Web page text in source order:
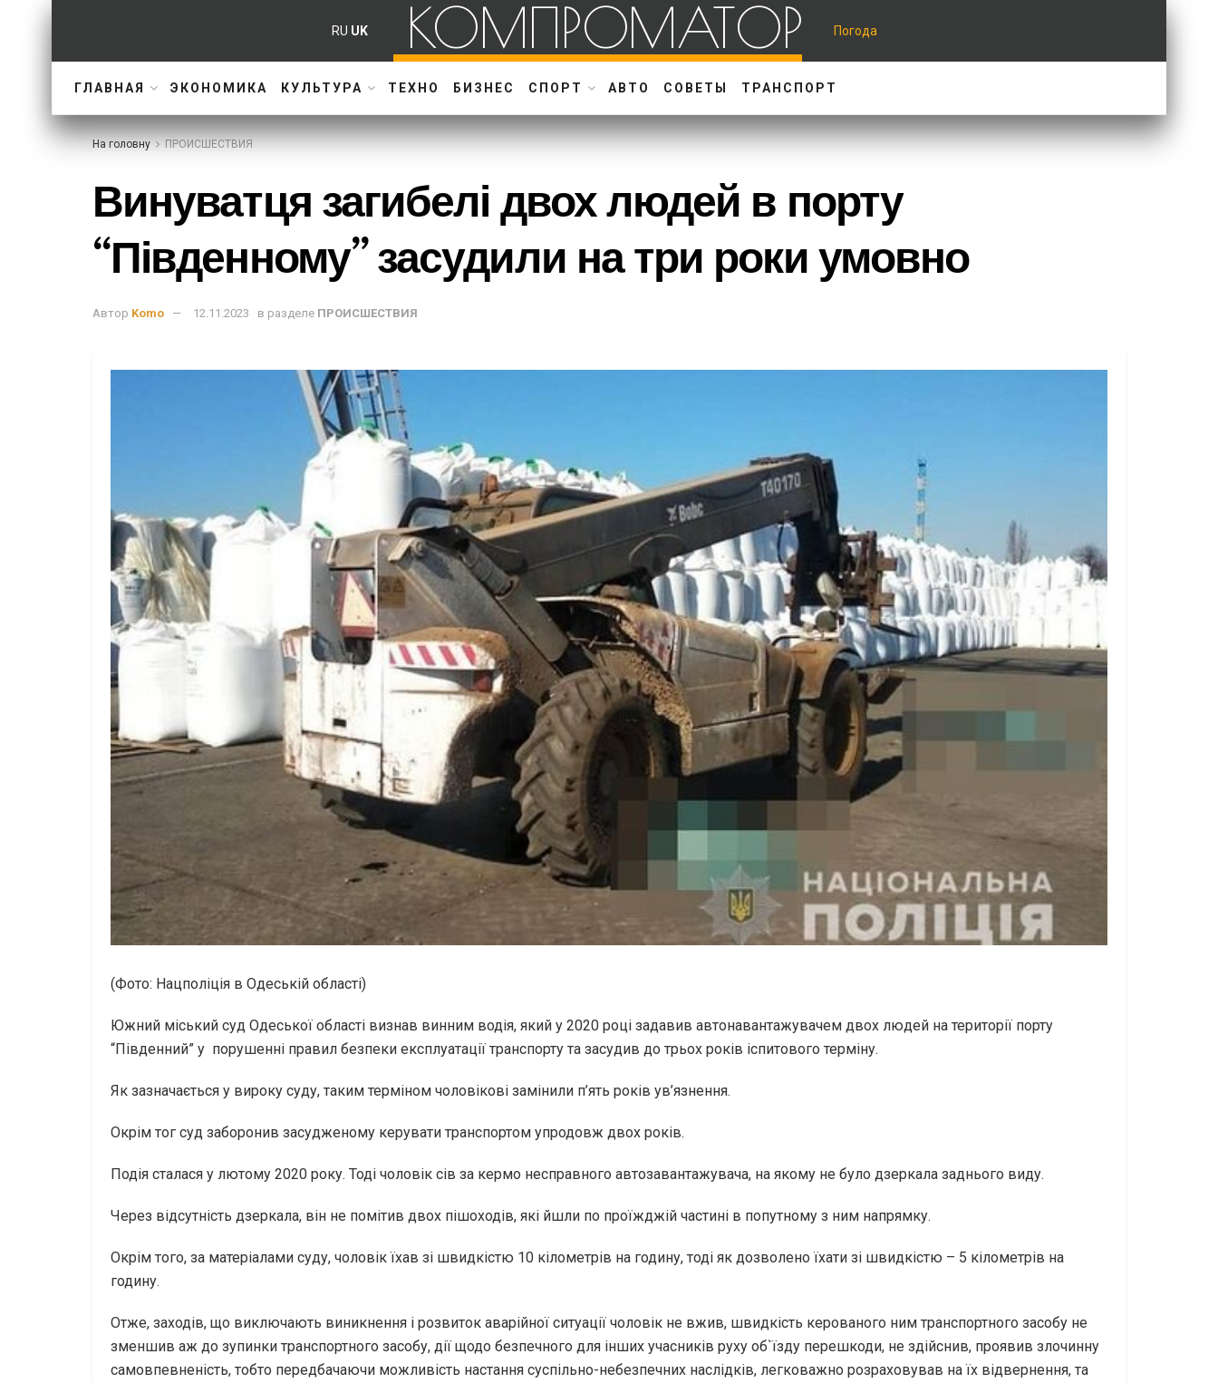
RU UK КОМПРОМАТОР Погода
ГЛАВНАЯ ЭКОНОМИКА КУЛЬТУРА ТЕХНО БИЗНЕС СПОРТ АВТО СОВЕТЫ ТРАНСПОРТ
На головну ПРОИСШЕСТВИЯ
Винуватця загибелі двох людей в порту
“Південному” засудили на три роки умовно
Автор Komo 12.11.2023 в разделе ПРОИСШЕСТВИЯ
(Фото: Нацполіція в Одеській області)
Южний міський суд Одеської області визнав винним водія, який у 2020 році задавив автонавантажувачем двох людей на території порту
“Південний” у порушенні правил безпеки експлуатації транспорту та засудив до трьох років іспитового терміну.
Як зазначається у вироку суду, таким терміном чоловікові замінили п’ять років ув’язнення.
Окрім тог суд заборонив засудженому керувати транспортом упродовж двох років.
Подія сталася у лютому 2020 року. Тоді чоловік сів за кермо несправного автозавантажувача, на якому не було дзеркала заднього виду.
Через відсутність дзеркала, він не помітив двох пішоходів, які йшли по проїжджій частині в попутному з ним напрямку.
Окрім того, за матеріалами суду, чоловік їхав зі швидкістю 10 кілометрів на годину, тоді як дозволено їхати зі швидкістю – 5 кілометрів на
годину.
Отже, заходів, що виключають виникнення і розвиток аварійної ситуації чоловік не вжив, швидкість керованого ним транспортного засобу не
зменшив аж до зупинки транспортного засобу, дії щодо безпечного для інших учасників руху об`їзду перешкоди, не здійснив, проявив злочинну
самовпевненість, тобто передбачаючи можливість настання суспільно-небезпечних наслідків, легковажно розраховував на їх відвернення, та